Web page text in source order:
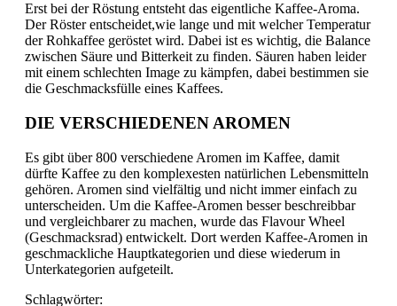
Erst bei der Röstung entsteht das eigentliche Kaffee-Aroma.
Der Röster entscheidet,wie lange und mit welcher Temperatur
der Rohkaffee geröstet wird. Dabei ist es wichtig, die Balance
zwischen Säure und Bitterkeit zu finden. Säuren haben leider
mit einem schlechten Image zu kämpfen, dabei bestimmen sie
die Geschmacksfülle eines Kaffees.
DIE VERSCHIEDENEN AROMEN
Es gibt über 800 verschiedene Aromen im Kaffee, damit
dürfte Kaffee zu den komplexesten natürlichen Lebensmitteln
gehören. Aromen sind vielfältig und nicht immer einfach zu
unterscheiden. Um die Kaffee-Aromen besser beschreibbar
und vergleichbarer zu machen, wurde das Flavour Wheel
(Geschmacksrad) entwickelt. Dort werden Kaffee-Aromen in
geschmackliche Hauptkategorien und diese wiederum in
Unterkategorien aufgeteilt.
Schlagwörter: